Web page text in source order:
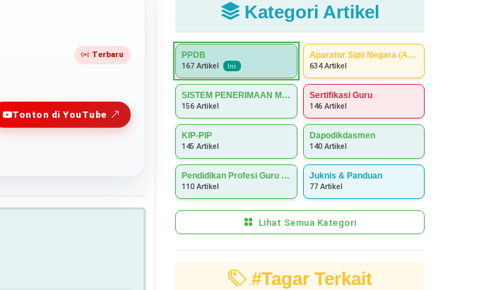
Terbaru
Tonton di YouTube
Kategori Artikel
PPDB
167 Artikel Ini
Aparatur Sipil Negara (ASN)
634 Artikel
SISTEM PENERIMAAN MURID BARU (SPMB)
156 Artikel
Sertifikasi Guru
146 Artikel
KIP-PIP
145 Artikel
Dapodikdasmen
140 Artikel
Pendidikan Profesi Guru (PPG)
110 Artikel
Juknis & Panduan
77 Artikel
Lihat Semua Kategori
#Tagar Terkait